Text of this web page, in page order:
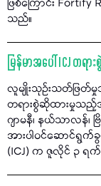
ဖြစ်ကြောင်း
သည်။
မြန်မာအပေါ် ICJ တရ
လူမျိုးသုဉ်းသတ်ဖြတ်
တရားစွဲဆိုထားမှုသည့်အ
ဂျာမနီ၊ နယ်သာလန်
အားပါဝင်ဆောင်ရွက်
(ICJ) က ဇူလိုင် ၃